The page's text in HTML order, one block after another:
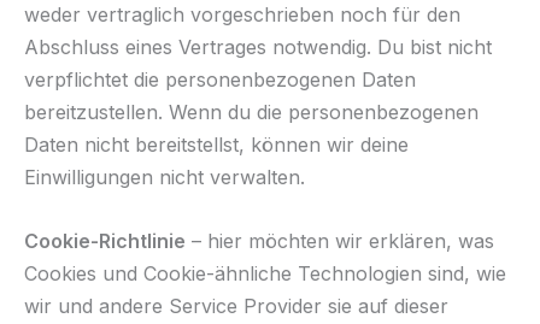
weder vertraglich vorgeschrieben noch für den
Abschluss eines Vertrages notwendig. Du bist nicht
verpflichtet die personenbezogenen Daten
bereitzustellen. Wenn du die personenbezogenen
Daten nicht bereitstellst, können wir deine
Einwilligungen nicht verwalten.
Cookie-Richtlinie – hier möchten wir erklären, was
Cookies und Cookie-ähnliche Technologien sind, wie
wir und andere Service Provider sie auf dieser